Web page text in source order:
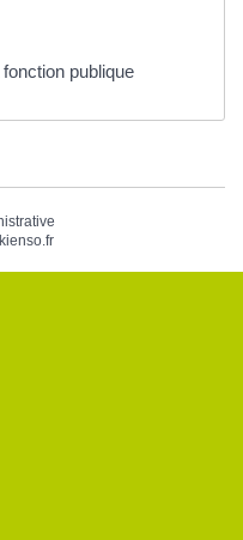
publique
kienso.fr